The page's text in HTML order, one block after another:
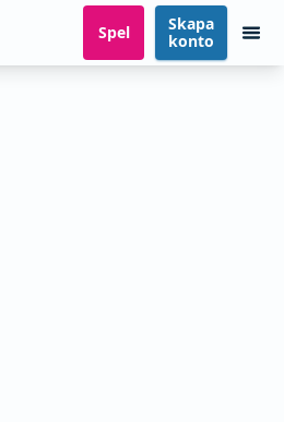
Spel
Skapa
konto